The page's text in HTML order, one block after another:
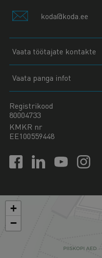
koda@koda.ee
Vaata töötajate kontakte
Vaata panga infot
Registrikood
80004733
KMKR nr
EE100559448
+
−